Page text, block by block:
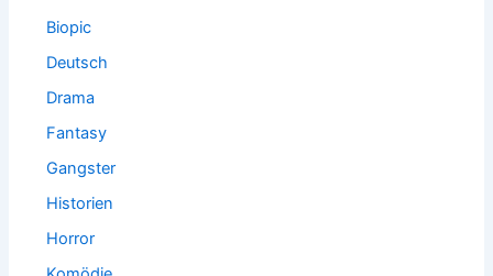
Biopic
Deutsch
Drama
Fantasy
Gangster
Historien
Horror